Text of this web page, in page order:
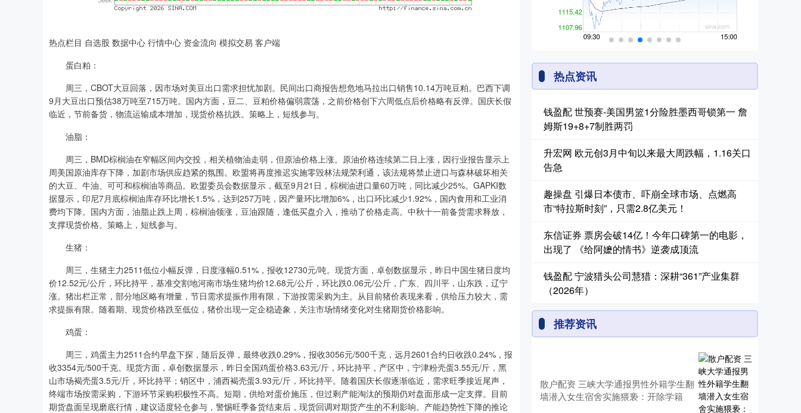
热点栏目 自选股 数据中心 行情中心 资金流向 模拟交易 客户端
蛋白粕：
周三，CBOT大豆回落，因市场对美豆出口需求担忧加剧。民间出口商报告想危地马拉出口销售10.14万吨豆粕。巴西下调
9月大豆出口预估38万吨至715万吨。国内方面，豆二、豆粕价格偏弱震荡，之前价格创下六周低点后价格略有反弹。国庆长假
临近，节前备货，物流运输成本增加，现货价格抗跌。策略上，短线参与。
油脂：
周三，BMD棕榈油在窄幅区间内交投，相关植物油走弱，但原油价格上涨。原油价格连续第二日上涨，因行业报告显示上
周美国原油库存下降，加剧市场供应趋紧的氛围。欧盟将再度推迟实施零毁林法规荣利通，该法规将禁止进口与森林破坏相关
的大豆、牛油、可可和棕榈油等商品。欧盟委员会数据显示，截至9月21日，棕榈油进口量60万吨，同比减少25%。GAPKI数
据显示，印尼7月底棕榈油库存环比增长1.5%，达到257万吨，因产量环比增加6%，出口环比减少1.92%，国内食用和工业消
费均下降。国内方面，油脂止跌上周，棕榈油领涨，豆油跟随，逢低买盘介入，推动了价格走高。中秋十一前备货需求释放，
支撑现货价格。策略上，短线参与。
生猪：
周三，生猪主力2511低位小幅反弹，日度涨幅0.51%，报收12730元/吨。现货方面，卓创数据显示，昨日中国生猪日度均
价12.52元/公斤，环比持平，基准交割地河南市场生猪均价12.68元/公斤，环比跌0.06元/公斤，广东、四川平，山东跌，辽宁
涨。猪出栏正常，部分地区略有增量，节日需求提振作用有限，下游按需采购为主。从目前猪价表现来看，供给压力较大，需
求提振有限。随着期、现货价格跌至低位，猪价出现一定企稳迹象，关注市场情绪变化对生猪期货价格影响。
鸡蛋：
周三，鸡蛋主力2511合约早盘下探，随后反弹，最终收跌0.29%，报收3056元/500千克，远月2601合约日收跌0.24%，报
收3354元/500千克。现货方面，卓创数据显示，昨日全国鸡蛋价格3.63元/斤，环比持平，产区中，宁津粉壳蛋3.55元/斤，黑
山市场褐壳蛋3.5元/斤，环比持平；销区中，浦西褐壳蛋3.93元/斤，环比持平。随着国庆长假逐渐临近，需求旺季接近尾声，
终端市场按需采购，下游环节采购积极性不高。短期，供给对蛋价施压，但过剩产能淘汰的预期仍对盘面形成一定支撑。目前
期货盘面呈现磨底行情，建议适度轻仓参与，警惕旺季备货结束后，现货回调对期货产生的不利影响。产能趋势性下降的推论
热点资讯
钱盈配 世预赛-美国男篮1分险胜墨西哥锁第一 詹
姆斯19+8+7制胜两罚
升宏网 欧元创3月中旬以来最大周跌幅，1.16关口
告急
趣操盘 引爆日本债市、吓崩全球市场、点燃高
市“特拉斯时刻”，只需2.8亿美元！
东信证券 票房会破14亿！今年口碑第一的电影，
出现了 《给阿嬷的情书》逆袭成顶流
钱盈配 宁波猎头公司慧猎：深耕“361”产业集群
（2026年）
推荐资讯
散户配资 三峡大学通报男性外籍学生翻
墙潜入女生宿舍实施猥亵：开除学籍